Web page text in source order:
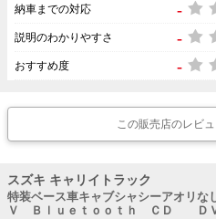
納車までの対応 -
説明のわかりやすさ -
おすすめ度 -
この販売店のレビ
スズキ キャリイトラック
特装ベース車キャブシャシーアオリ
Ｖ Ｂｌｕｅｔｏｏｔｈ ＣＤ Ｄ